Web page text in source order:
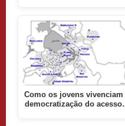
Como os jovens vivenciam
democratização do